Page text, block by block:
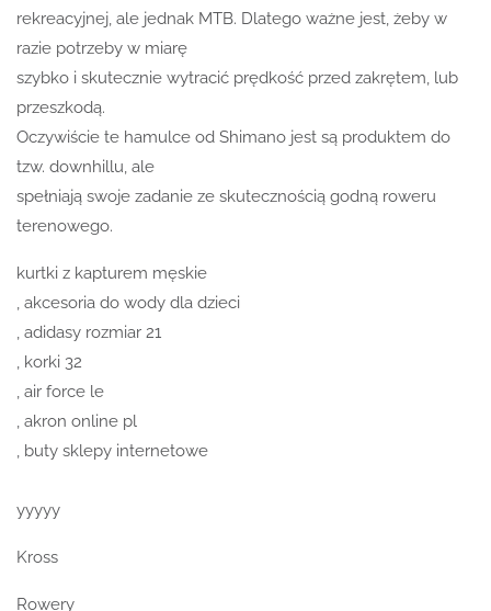
rekreacyjnej, ale jednak MTB. Dlatego ważne jest, żeby w
razie potrzeby w miarę
szybko i skutecznie wytracić prędkość przed zakrętem, lub
przeszkodą.
Oczywiście te hamulce od Shimano jest są produktem do
tzw. downhillu, ale
spełniają swoje zadanie ze skutecznością godną roweru
terenowego.
kurtki z kapturem męskie
, akcesoria do wody dla dzieci
, adidasy rozmiar 21
, korki 32
, air force le
, akron online pl
, buty sklepy internetowe
yyyyy
Kross
Rowery